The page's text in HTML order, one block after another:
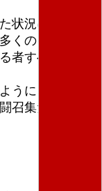
状況に自身が
くのイデオロ
者すべてだ
うに、それ
召集だった。